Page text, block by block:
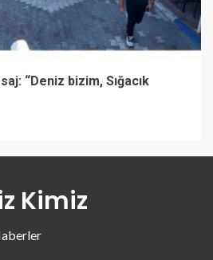
“Deniz bizim, Sığacık
Kimiz